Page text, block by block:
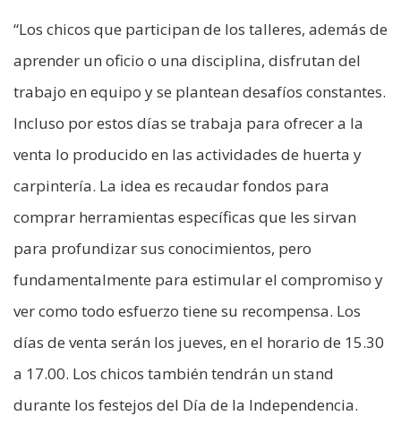
“Los chicos que participan de los talleres, además de
aprender un oficio o una disciplina, disfrutan del
trabajo en equipo y se plantean desafíos constantes.
Incluso por estos días se trabaja para ofrecer a la
venta lo producido en las actividades de huerta y
carpintería. La idea es recaudar fondos para
comprar herramientas específicas que les sirvan
para profundizar sus conocimientos, pero
fundamentalmente para estimular el compromiso y
ver como todo esfuerzo tiene su recompensa. Los
días de venta serán los jueves, en el horario de 15.30
a 17.00. Los chicos también tendrán un stand
durante los festejos del Día de la Independencia.